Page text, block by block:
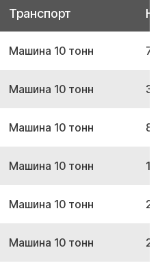
Транспорт
Машина 10 тонн
Машина 10 тонн
Машина 10 тонн
Машина 10 тонн
Машина 10 тонн
Машина 10 тонн